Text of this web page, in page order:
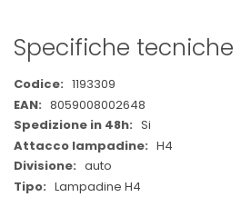
Specifiche tecniche
Maggiori
Informazioni
1193309
8059008002648
Si
H4
auto
Lampadine H4